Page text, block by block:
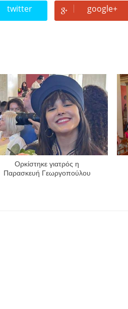
twitter google+
Ορκίστηκε γιατρός η
Παρασκευή Γεωργοπούλου